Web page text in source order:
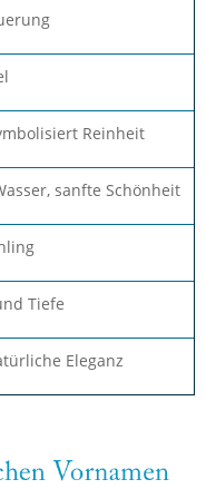
Reinheit
sanfte Schönheit
Tiefe
Eleganz